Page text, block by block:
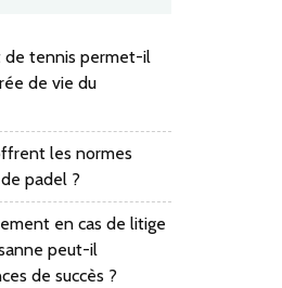
tennis permet-il
de vie du
les normes
padel ?
en cas de litige
peut-il
de succès ?